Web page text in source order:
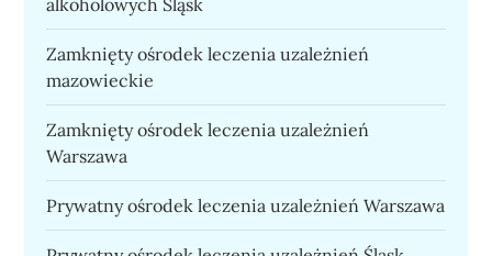
Zamknięty ośrodek leczenia uzależnień
mazowieckie
Zamknięty ośrodek leczenia uzależnień
Warszawa
Prywatny ośrodek leczenia uzależnień Warszawa